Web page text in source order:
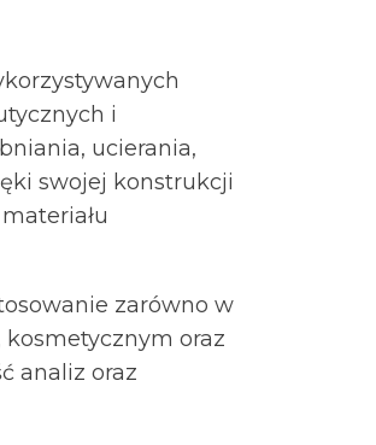
i
ucierania,
swojej konstrukcji
zarówno w
oraz
analiz oraz